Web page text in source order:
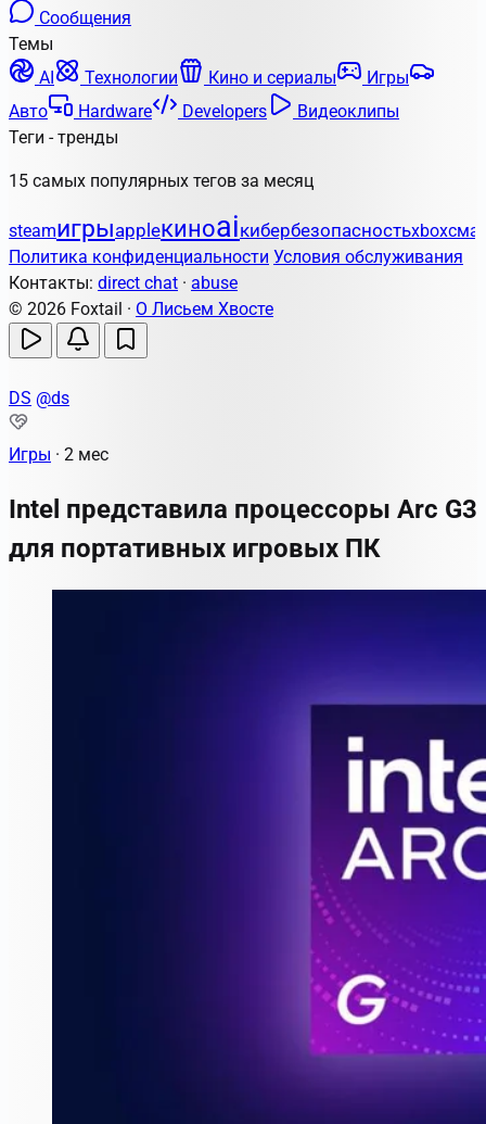
Сообщения
Темы
AI
Технологии Кино и сериалы
Игры
Авто
Hardware Developers
Видеоклипы
Теги - тренды
15 самых популярных тегов за месяц
steamигрыappleкиноaiкибербезопасностьxbox
Политика конфиденциальности Условия обслуживания
Контакты: direct chat · abuse
© 2026 Foxtail · О Лисьем Хвосте
DS @ds
Игры · 2 мес
Intel представила процессоры Arc G3
для портативных игровых ПК